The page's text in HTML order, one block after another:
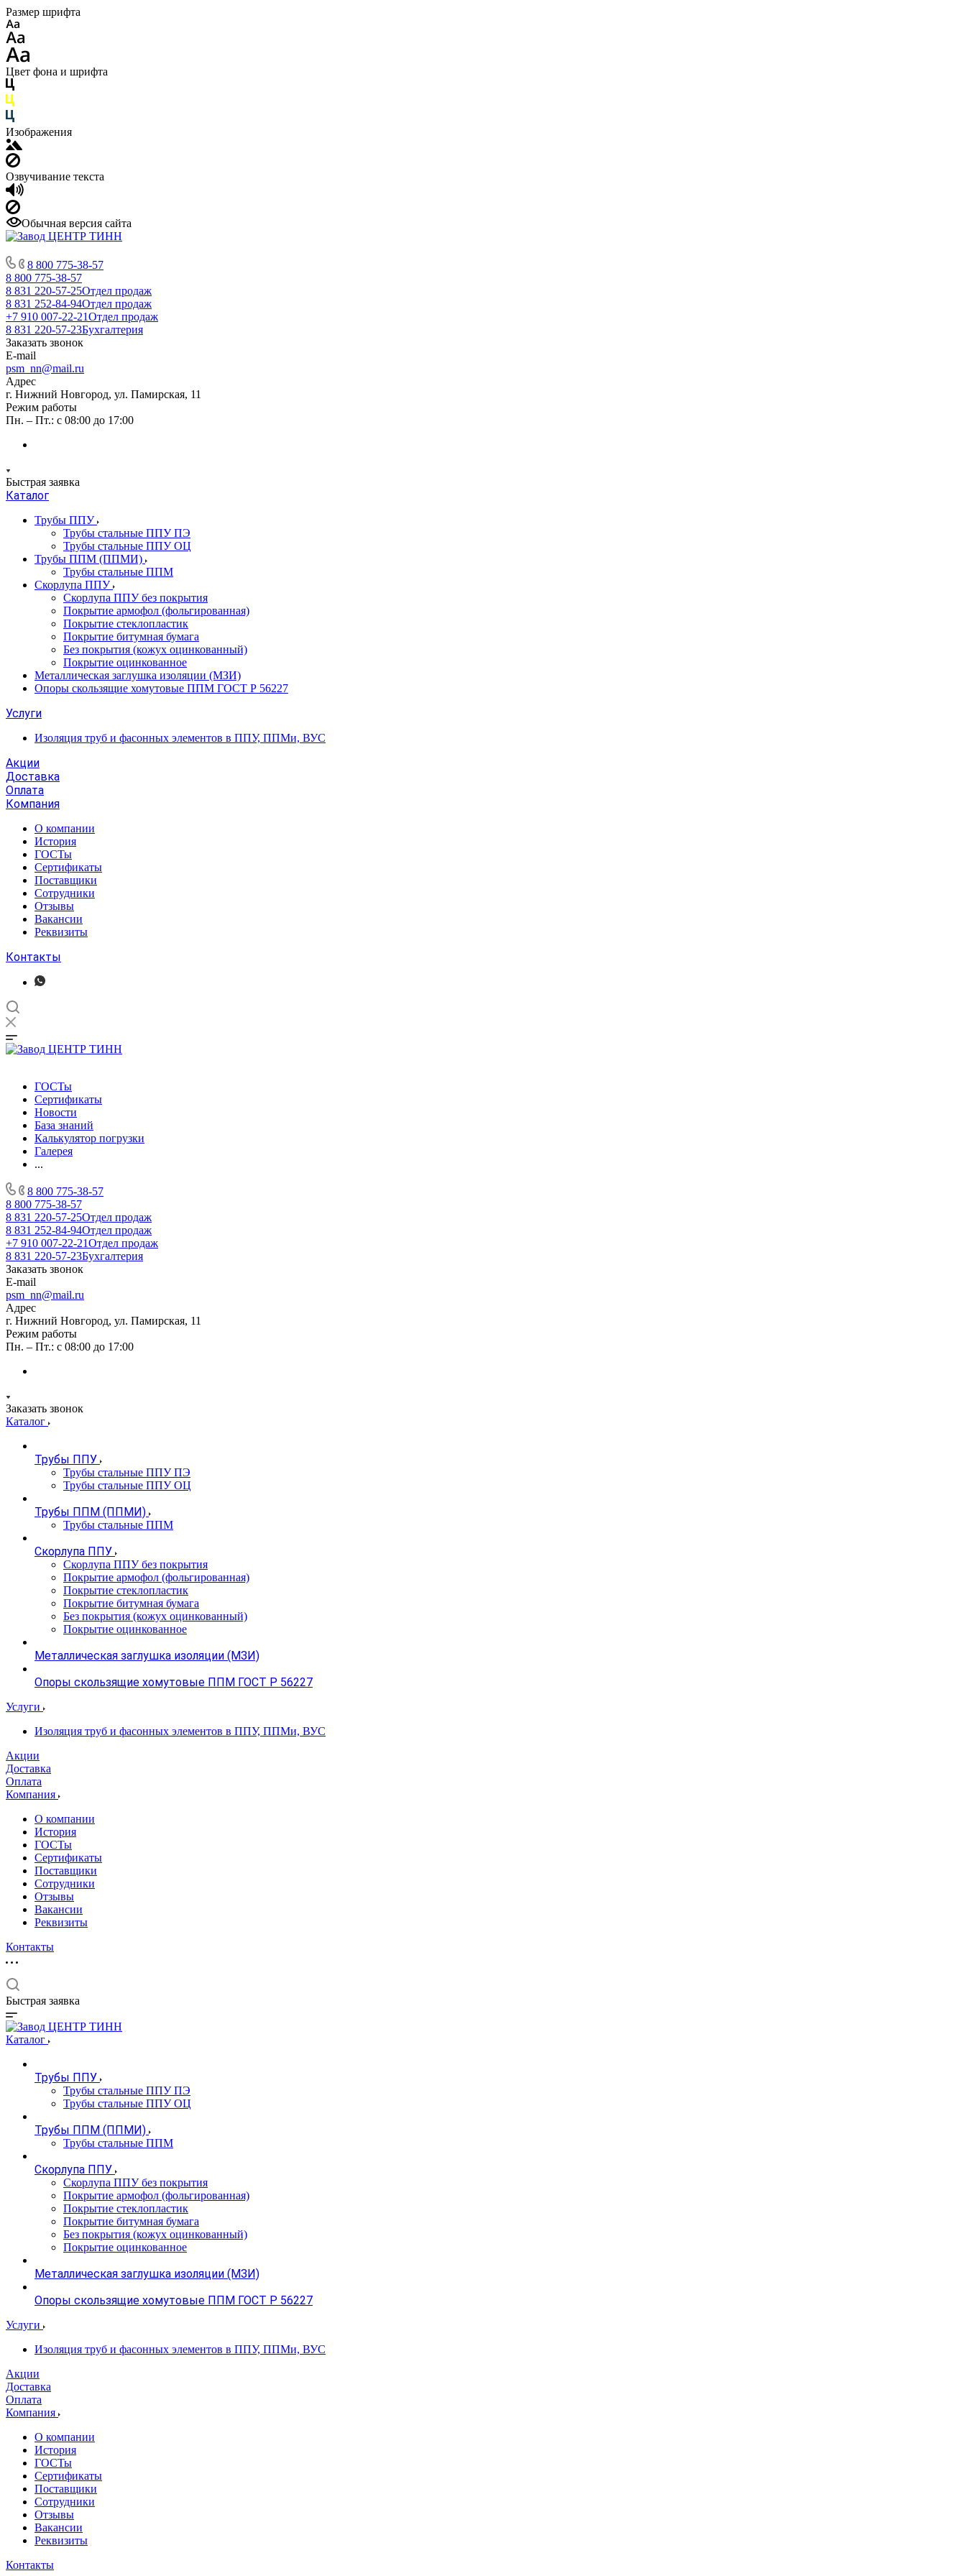
Размер шрифта
Цвет фона и шрифта
Изображения
Озвучивание текста
Обычная версия сайта
8 800 775-38-57
8 800 775-38-57
8 831 220-57-25Отдел продаж
8 831 252-84-94Отдел продаж
+7 910 007-22-21Отдел продаж
8 831 220-57-23Бухгалтерия
Заказать звонок
E-mail
psm_nn@mail.ru
Адрес
г. Нижний Новгород, ул. Памирская, 11
Режим работы
Пн. – Пт.: с 08:00 до 17:00
Быстрая заявка
Каталог
Трубы ППУ
Трубы стальные ППУ ПЭ
Трубы стальные ППУ ОЦ
Трубы ППМ (ППМИ)
Трубы стальные ППМ
Скорлупа ППУ
Скорлупа ППУ без покрытия
Покрытие армофол (фольгированная)
Покрытие стеклопластик
Покрытие битумная бумага
Без покрытия (кожух оцинкованный)
Покрытие оцинкованное
Металлическая заглушка изоляции (МЗИ)
Опоры скользящие хомутовые ППМ ГОСТ Р 56227
Услуги
Изоляция труб и фасонных элементов в ППУ, ППМи, ВУС
Акции
Доставка
Оплата
Компания
О компании
История
ГОСТы
Сертификаты
Поставщики
Сотрудники
Отзывы
Вакансии
Реквизиты
Контакты
ГОСТы
Сертификаты
Новости
База знаний
Калькулятор погрузки
Галерея
...
8 800 775-38-57
8 800 775-38-57
8 831 220-57-25Отдел продаж
8 831 252-84-94Отдел продаж
+7 910 007-22-21Отдел продаж
8 831 220-57-23Бухгалтерия
Заказать звонок
E-mail
psm_nn@mail.ru
Адрес
г. Нижний Новгород, ул. Памирская, 11
Режим работы
Пн. – Пт.: с 08:00 до 17:00
Заказать звонок
Каталог
Трубы ППУ
Трубы стальные ППУ ПЭ
Трубы стальные ППУ ОЦ
Трубы ППМ (ППМИ)
Трубы стальные ППМ
Скорлупа ППУ
Скорлупа ППУ без покрытия
Покрытие армофол (фольгированная)
Покрытие стеклопластик
Покрытие битумная бумага
Без покрытия (кожух оцинкованный)
Покрытие оцинкованное
Металлическая заглушка изоляции (МЗИ)
Опоры скользящие хомутовые ППМ ГОСТ Р 56227
Услуги
Изоляция труб и фасонных элементов в ППУ, ППМи, ВУС
Акции
Доставка
Оплата
Компания
О компании
История
ГОСТы
Сертификаты
Поставщики
Сотрудники
Отзывы
Вакансии
Реквизиты
Контакты
Быстрая заявка
Каталог
Трубы ППУ
Трубы стальные ППУ ПЭ
Трубы стальные ППУ ОЦ
Трубы ППМ (ППМИ)
Трубы стальные ППМ
Скорлупа ППУ
Скорлупа ППУ без покрытия
Покрытие армофол (фольгированная)
Покрытие стеклопластик
Покрытие битумная бумага
Без покрытия (кожух оцинкованный)
Покрытие оцинкованное
Металлическая заглушка изоляции (МЗИ)
Опоры скользящие хомутовые ППМ ГОСТ Р 56227
Услуги
Изоляция труб и фасонных элементов в ППУ, ППМи, ВУС
Акции
Доставка
Оплата
Компания
О компании
История
ГОСТы
Сертификаты
Поставщики
Сотрудники
Отзывы
Вакансии
Реквизиты
Контакты